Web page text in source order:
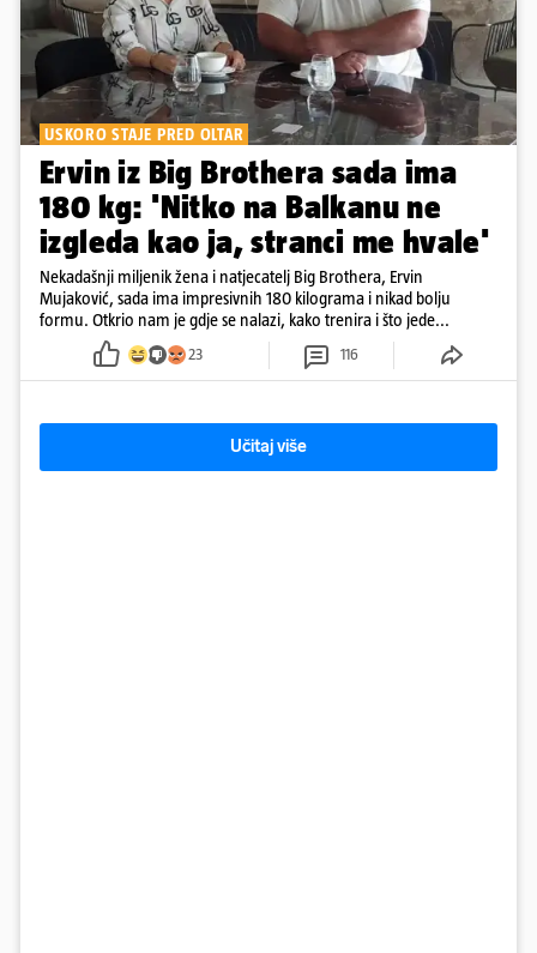
USKORO STAJE PRED OLTAR
Ervin iz Big Brothera sada ima
180 kg: 'Nitko na Balkanu ne
izgleda kao ja, stranci me hvale'
Nekadašnji miljenik žena i natjecatelj Big Brothera, Ervin
Mujaković, sada ima impresivnih 180 kilograma i nikad bolju
formu. Otkrio nam je gdje se nalazi, kako trenira i što jede...
23 116
Učitaj više